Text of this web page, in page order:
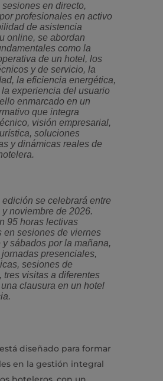
sesiones en directo,
profesionales en activo
de asistencia
online, se abordan
como la
de un hotel, los
y de servicio, la
la eficiencia energética,
la experiencia del usuario
enmarcado en un
que integra
visión empresarial,
soluciones
y dinámicas reales de
edición se celebrará entre
noviembre de 2026.
95 horas lectivas
en sesiones de viernes
y sábados por la mañana,
presenciales,
sesiones de
, tres visitas a diferentes
clausura en un hotel
diseñado para formar
en la gestión integral